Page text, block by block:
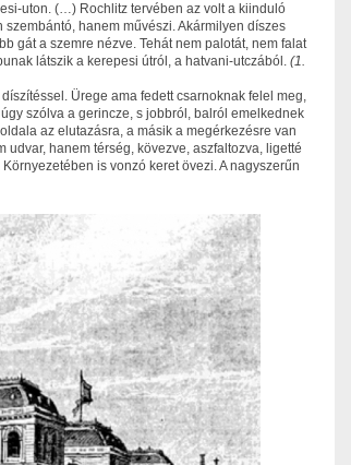
uton. (…) Rochlitz tervében az volt a kiinduló
hanem művészi. Akármilyen díszes
gát a szemre nézve. Tehát nem palotát, nem falat
látszik a kerepesi útról, a hatvani-utczából. (1.
Ürege ama fedett csarnoknak felel meg,
szólva a gerincze, s jobbról, balról emelkednek
az elutazásra, a másik a megérkezésre van
udvar, hanem térség, kövezve, aszfaltozva, ligetté
is vonzó keret övezi. A nagyszerűn